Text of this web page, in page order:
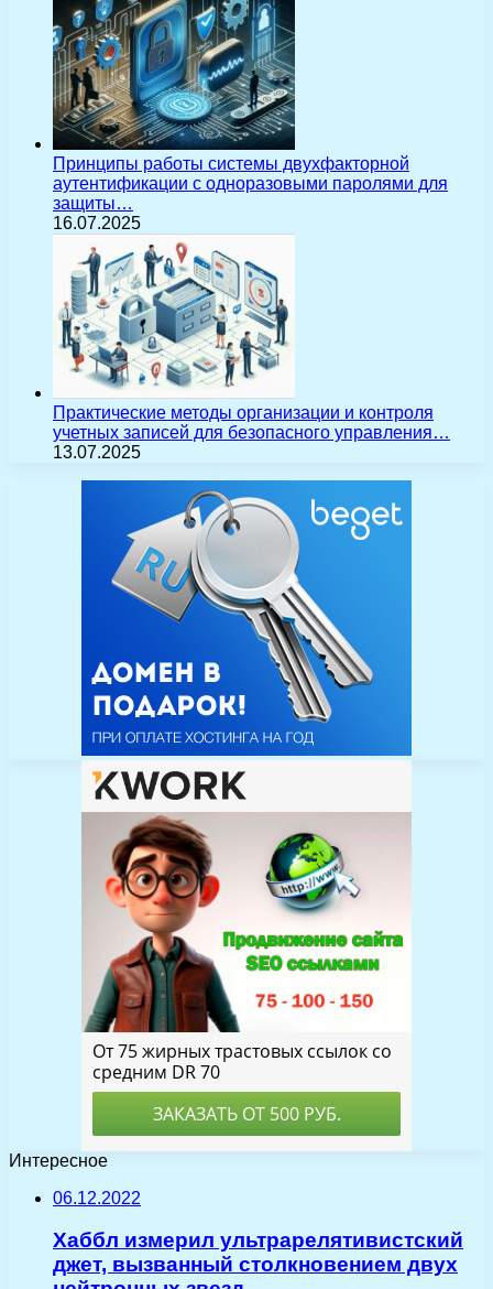
Принципы работы системы двухфакторной
аутентификации с одноразовыми паролями для
защиты…
16.07.2025
Практические методы организации и контроля
учетных записей для безопасного управления…
13.07.2025
Интересное
06.12.2022
Хаббл измерил ультрарелятивистский
джет, вызванный столкновением двух